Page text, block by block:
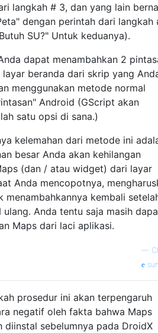
langkah # 3, dan yang lain
dengan perintah dari langkah
SU?" Untuk keduanya).
dapat menambahkan 2
layar beranda dari skrip yang
menggunakan metode normal
Android (GScript akan
satu opsi di sana.)
kelemahan dari metode ini
besar Anda akan kehilangan
(dan / atau widget) dari layar
Anda mencopotnya,
menambahkannya kembali
ulang. Anda tentu saja masih
Maps dari laci aplikasi.
—
prosedur ini akan terpengaruh
negatif oleh fakta bahwa Maps
diinstal sebelumnya pada DroidX